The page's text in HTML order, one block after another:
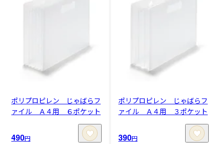
ポリプロピレン じゃばらフ
ァイル Ａ４用 ６ポケット
490円
ポリプロピレン じゃばらフ
ァイル Ａ４用 ３ポケット
390円